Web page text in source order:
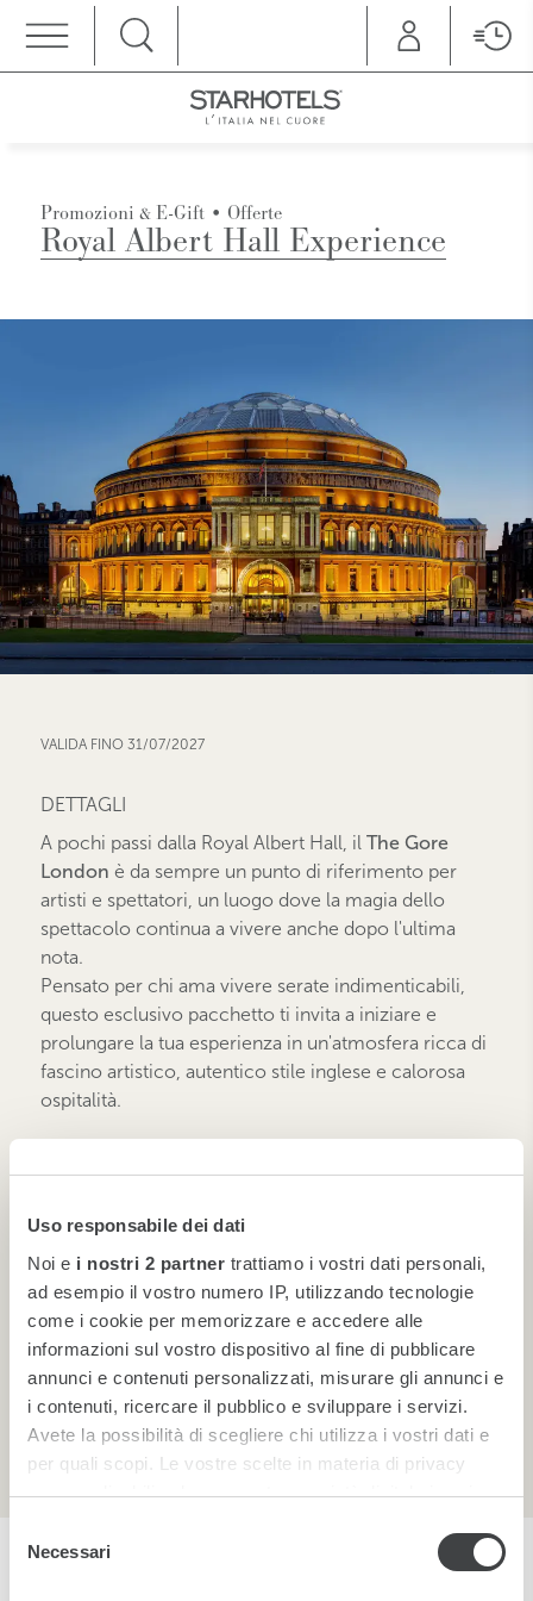
Uso responsabile dei dati
Noi e i nostri 2 partner trattiamo i vostri dati personali,
ad esempio il vostro numero IP, utilizzando tecnologie
come i cookie per memorizzare e accedere alle
informazioni sul vostro dispositivo al fine di pubblicare
annunci e contenuti personalizzati, misurare gli annunci e
i contenuti, ricercare il pubblico e sviluppare i servizi.
Avete la possibilità di scegliere chi utilizza i vostri dati e
per quali scopi. Le vostre scelte in materia di privacy
sono applicabili solo su questa proprietà digitale in cui
revocare il proprio consenso in qualsiasi momento dalla
Dichiarazione sui cookie o facendo clic sull'icona di
delNecessari
Promozioni & E-Gift• Offerte
Royal Albert Hall Experience
VALIDA FINO 31/07/2027
DETTAGLI
A pochi passi dalla Royal Albert Hall, il The Gore
London è da sempre un punto di riferimento per
artisti e spettatori, un luogo dove la magia dello
spettacolo continua a vivere anche dopo l'ultima
nota.
Pensato per chi ama vivere serate indimenticabili,
questo esclusivo pacchetto ti invita a iniziare e
prolungare la tua esperienza in un'atmosfera ricca di
fascino artistico, autentico stile inglese e calorosa
ospitalità.
(offerta valida per 2 persone)
• Una bottiglia di bollicine di benvenuto
• Una cena pre-spettacolo di tre portate presso il
ristorante 190 Queen's Gate
• Due drink dopo lo spettacolo al Bar 190, iconica
destinazione della scena musicale londinese
• 15% di sconto sul soggiorno, colazione inclusa
Dal primo brindisi al brindisi finale, rendi ogni
momento indimenticabile.